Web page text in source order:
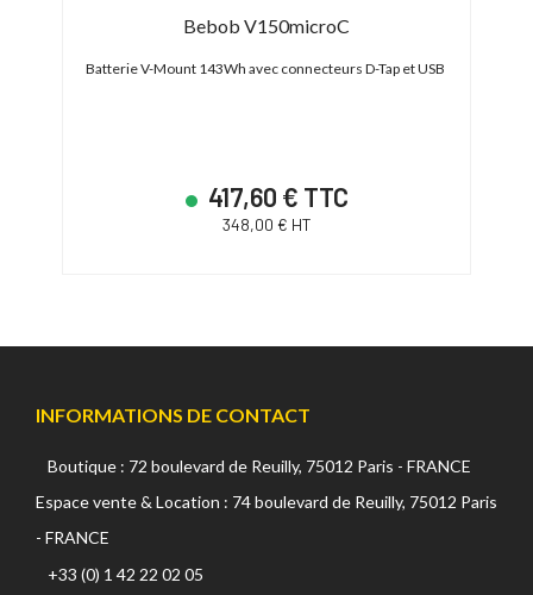
Bebob V150microC
Batterie V-Mount 143Wh avec connecteurs D-Tap et USB
417,60 € TTC
348,00 € HT
INFORMATIONS DE CONTACT
Boutique : 72 boulevard de Reuilly, 75012 Paris - FRANCE
Espace vente & Location : 74 boulevard de Reuilly, 75012 Paris
- FRANCE
+33 (0) 1 42 22 02 05